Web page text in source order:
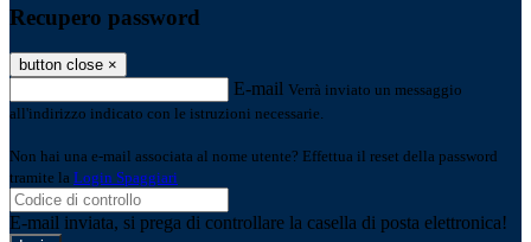
Recupero password
button close ×
E-mail Verrà inviato un messaggio
all'indirizzo indicato con le istruzioni necessarie.
Non hai una e-mail associata al nome utente? Effettua il reset della password
tramite la Login Spaggiari
E-mail inviata, si prega di controllare la casella di posta elettronica!